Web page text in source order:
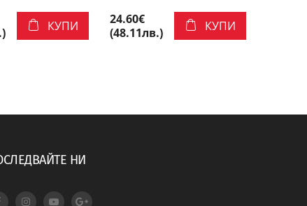
КУПИ
24.60€
(48.11лв.)
КУПИ
НИ